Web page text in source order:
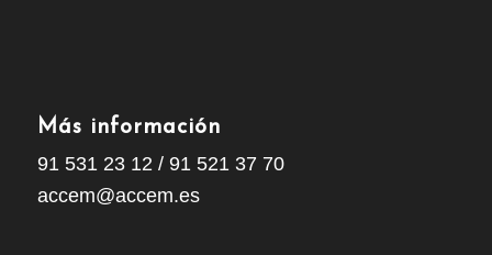
Más información
91 531 23 12/ 91 521 37 70
accem@accem.es